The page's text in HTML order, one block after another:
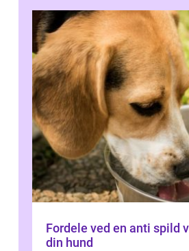
Fordele ved en anti spild
din hund